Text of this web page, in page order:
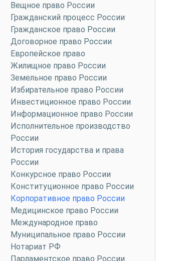
Вещное право России
Гражданский процесс России
Гражданское право России
Договорное право России
Европейское право
Жилищное право России
Земельное право России
Избирательное право России
Инвестиционное право России
Информационное право России
Исполнительное производство
России
История государства и права
России
Конкурсное право России
Конституционное право России
Корпоративное право России
Медицинское право России
Международное право
Муниципальное право России
Нотариат РФ
Парламентское право России